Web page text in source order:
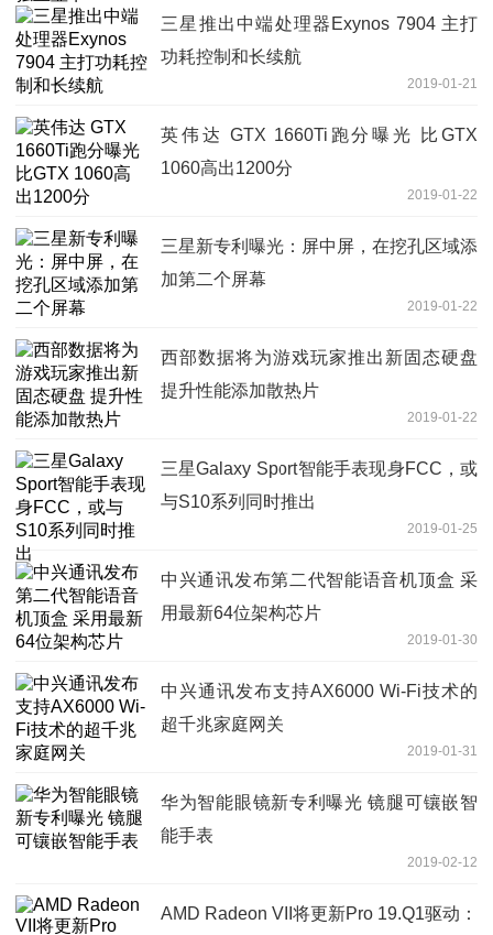
三星推出中端处理器Exynos 7904 主打
功耗控制和长续航
2019-01-21
英伟达 GTX 1660Ti跑分曝光 比GTX
1060高出1200分
2019-01-22
三星新专利曝光：屏中屏，在挖孔区域添
加第二个屏幕
2019-01-22
西部数据将为游戏玩家推出新固态硬盘
提升性能添加散热片
2019-01-22
三星Galaxy Sport智能手表现身FCC，或
与S10系列同时推出
2019-01-25
中兴通讯发布第二代智能语音机顶盒 采
用最新64位架构芯片
2019-01-30
中兴通讯发布支持AX6000 Wi-Fi技术的
超千兆家庭网关
2019-01-31
华为智能眼镜新专利曝光 镜腿可镶嵌智
能手表
2019-02-12
AMD Radeon VII将更新Pro 19.Q1驱动：